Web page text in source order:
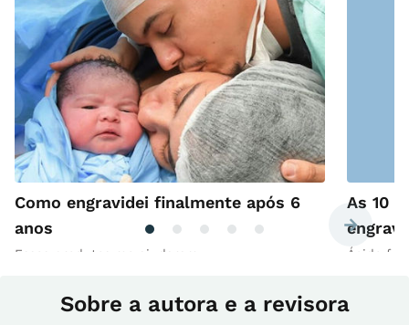
Como engravidei finalmente após 6
anos
Esses produtos me ajudaram
As 10
Ácido
Sobre a autora e a revisora